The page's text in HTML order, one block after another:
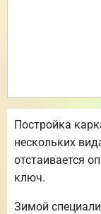
Постройка
нескольких
отстаивается
ключ.
Зимой